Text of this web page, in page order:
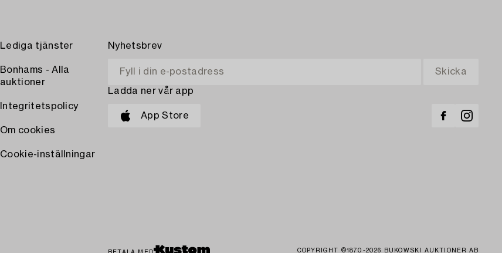
Lediga tjänster
Bonhams - Alla
auktioner
Integritetspolicy
Om cookies
Cookie-inställningar
Nyhetsbrev
Ladda ner vår app
App Store
COPYRIGHT ©1870-2026 BUKOWSKI AUKTIONER AB